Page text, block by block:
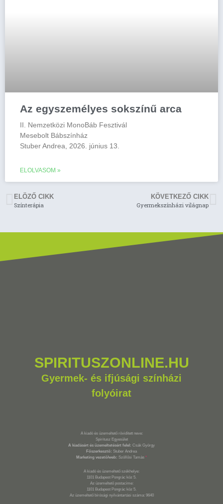
Az egyszemélyes sokszínű arca
II. Nemzetközi MonoBáb Fesztivál
Mesebolt Bábszínház
Stuber Andrea, 2026. június 13.
ELOLVASOM »
ELÖZŐ CIKK
Színterápia
KÖVETKEZŐ CIKK
Gyermekszínházi világnap
SPIRITUSZONLINE.HU
Gyermek- és ifjúsági színházi
folyóirat
A kiadó és üzemeltető rövidített neve:
Spiritusz Egyesület
A kiadásért és üzemeltetésért felel: Csák György
Főszerkesztő: Stuber Andrea
Marketing vezető/web: Szöllősi Tamás *
A kiadó és üzemeltető székhelye:
1101 Budapest Pongrác köz 5.
Az üzemeltető postacíme:
1101 Budapest Pongrác köz 5.
Az üzemeltető bírósági nyilvántartási száma: 9640